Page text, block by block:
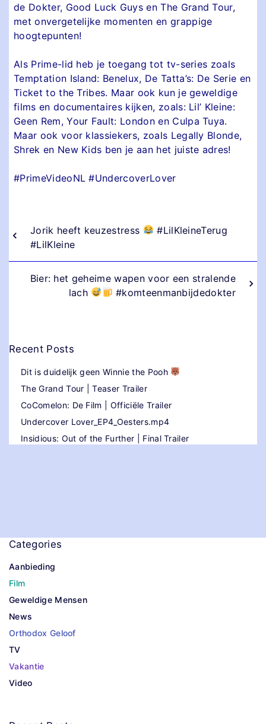
de Dokter, Good Luck Guys en The Grand Tour,
met onvergetelijke momenten en grappige
hoogtepunten!
Als Prime-lid heb je toegang tot tv-series zoals
Temptation Island: Benelux, De Tatta’s: De Serie en
Ticket to the Tribes. Maar ook kun je geweldige
films en documentaires kijken, zoals: Lil’ Kleine:
Geen Rem, Your Fault: London en Culpa Tuya.
Maar ook voor klassiekers, zoals Legally Blonde,
Shrek en New Kids ben je aan het juiste adres!
#PrimeVideoNL #UndercoverLover
Jorik heeft keuzestress
#LilKleineTerug
#LilKleine
Bier: het geheime wapen voor een stralende
lach
#komteenmanbijdedokter
Recent Posts
Dit is duidelijk geen Winnie the Pooh
The Grand Tour | Teaser Trailer
CoComelon: De Film | Officiële Trailer
Undercover Lover_EP4_Oesters.mp4
Insidious: Out of the Further | Final Trailer
Categories
Aanbieding
Film
Geweldige Mensen
News
Orthodox Geloof
TV
Vakantie
Video